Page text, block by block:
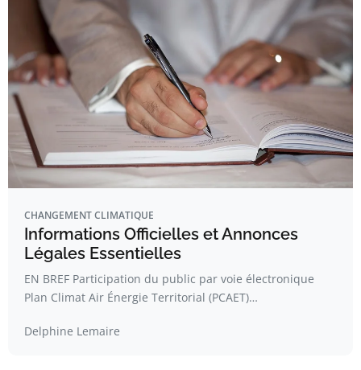
CHANGEMENT CLIMATIQUE
Informations Officielles et Annonces
Légales Essentielles
EN BREF Participation du public par voie électronique
Plan Climat Air Énergie Territorial (PCAET)…
Delphine Lemaire